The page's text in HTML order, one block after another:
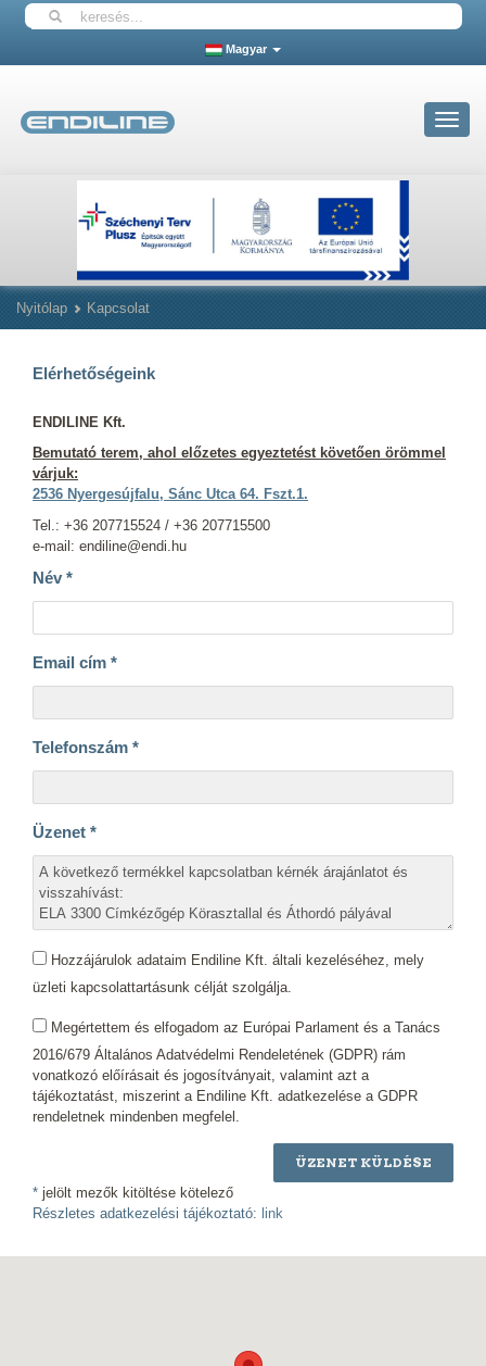
Magyar
Toggle
Nyitólap Kapcsolat
Elérhetőségeink
ENDILINE Kft.
Bemutató terem, ahol előzetes egyeztetést követően örömmel
várjuk:
2536 Nyergesújfalu, Sánc Utca 64. Fszt.1.
Tel.: +36 207715524 / +36 207715500
e-mail: endiline@endi.hu
Név *
Email cím *
Telefonszám *
Üzenet *
Hozzájárulok adataim Endiline Kft. általi kezeléséhez, mely
üzleti kapcsolattartásunk célját szolgálja.
Megértettem és elfogadom az Európai Parlament és a Tanács
2016/679 Általános Adatvédelmi Rendeletének (GDPR) rám
vonatkozó előírásait és jogosítványait, valamint azt a
tájékoztatást, miszerint a Endiline Kft. adatkezelése a GDPR
rendeletnek mindenben megfelel.
ÜZENET KÜLDÉSE
* jelölt mezők kitöltése kötelező
Részletes adatkezelési tájékoztató: link